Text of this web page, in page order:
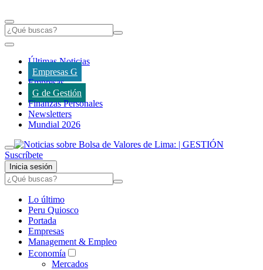
Últimas Noticias
Empresas G
Empresas
G de Gestión
Finanzas Personales
Newsletters
Mundial 2026
Suscríbete
Inicia sesión
Lo último
Peru Quiosco
Portada
Empresas
Management & Empleo
Economía
Mercados